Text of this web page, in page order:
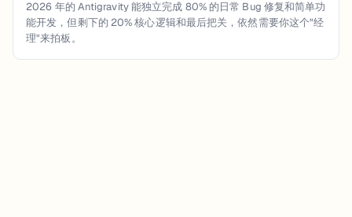
2026 年的 Antigravity 能独立完成 80% 的日常 Bug 修复和简单功
能开发，但剩下的 20% 核心逻辑和最后把关，依然需要你这个"经
理"来拍板。